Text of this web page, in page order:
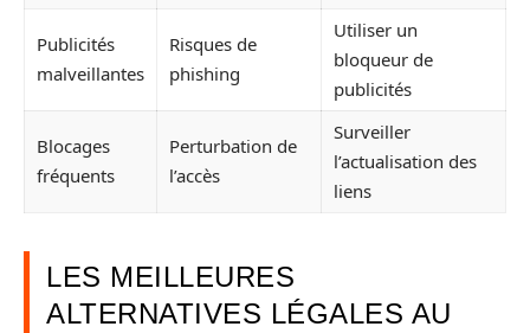
Publicités
malveillantes
Risques de
phishing
Utiliser un
bloqueur de
publicités
Blocages
fréquents
Perturbation de
l’accès
Surveiller
l’actualisation des
liens
LES MEILLEURES
ALTERNATIVES LÉGALES AU